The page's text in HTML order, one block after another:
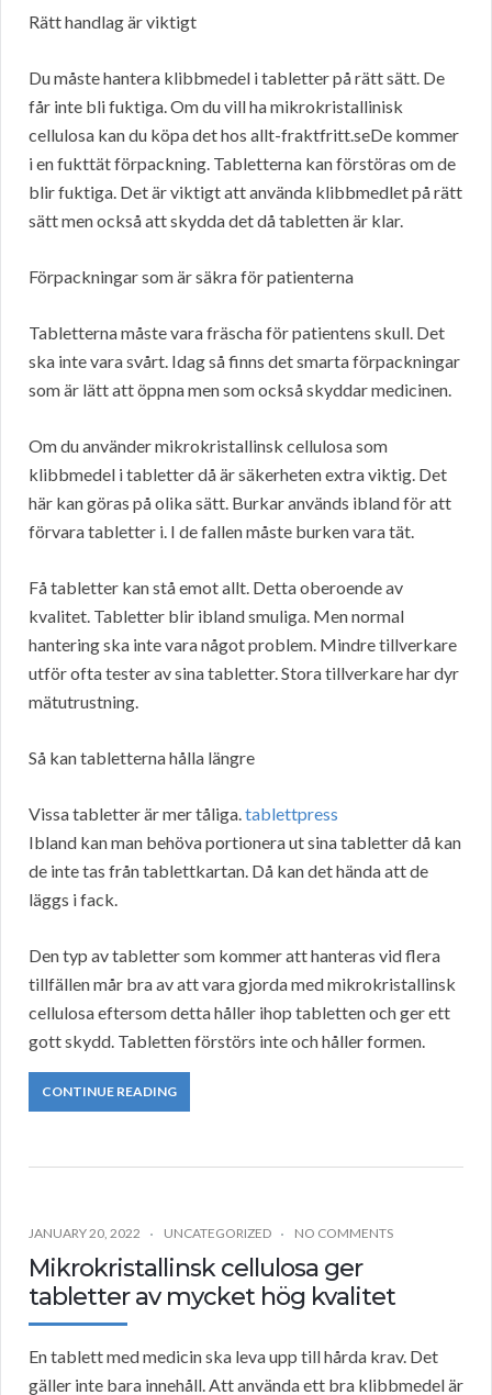
Rätt handlag är viktigt
Du måste hantera klibbmedel i tabletter på rätt sätt. De
får inte bli fuktiga. Om du vill ha mikrokristallinisk
cellulosa kan du köpa det hos allt-fraktfritt.seDe kommer
i en fukttät förpackning. Tabletterna kan förstöras om de
blir fuktiga. Det är viktigt att använda klibbmedlet på rätt
sätt men också att skydda det då tabletten är klar.
Förpackningar som är säkra för patienterna
Tabletterna måste vara fräscha för patientens skull. Det
ska inte vara svårt. Idag så finns det smarta förpackningar
som är lätt att öppna men som också skyddar medicinen.
Om du använder mikrokristallinsk cellulosa som
klibbmedel i tabletter då är säkerheten extra viktig. Det
här kan göras på olika sätt. Burkar används ibland för att
förvara tabletter i. I de fallen måste burken vara tät.
Få tabletter kan stå emot allt. Detta oberoende av
kvalitet. Tabletter blir ibland smuliga. Men normal
hantering ska inte vara något problem. Mindre tillverkare
utför ofta tester av sina tabletter. Stora tillverkare har dyr
mätutrustning.
Så kan tabletterna hålla längre
Vissa tabletter är mer tåliga.tablettpress
Ibland kan man behöva portionera ut sina tabletter då kan
de inte tas från tablettkartan. Då kan det hända att de
läggs i fack.
Den typ av tabletter som kommer att hanteras vid flera
tillfällen mår bra av att vara gjorda med mikrokristallinsk
cellulosa eftersom detta håller ihop tabletten och ger ett
gott skydd. Tabletten förstörs inte och håller formen.
CONTINUE READING
JANUARY 20, 2022 UNCATEGORIZED NO COMMENTS
Mikrokristallinsk cellulosa ger
tabletter av mycket hög kvalitet
En tablett med medicin ska leva upp till hårda krav. Det
gäller inte bara innehåll. Att använda ett bra klibbmedel är